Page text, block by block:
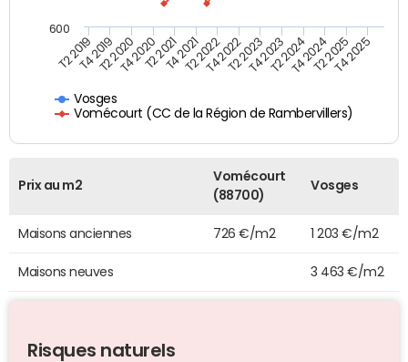
Vosges
Vomécourt (CC de la Région de Rambervillers)
T2 2019T4 2019T2 2020T4 2020T2 2021T4 2021T2 2022T4 2022T2 2023T4 2023T2 2024T4 2024T2 2025T4 2025
600
Prix au m2
Vomécourt
(88700)
Vosges
Maisons anciennes 726 €/m2 1 203 €/m2
Maisons neuves 3 463 €/m2
Risques naturels